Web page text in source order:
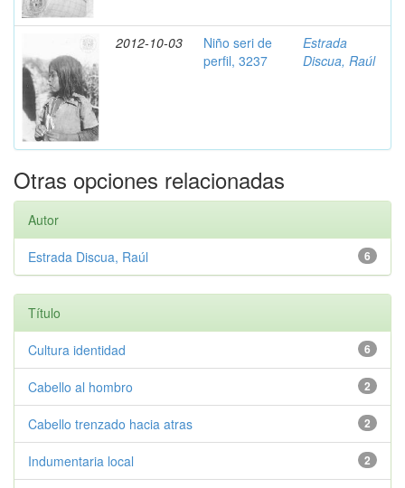
2012-10-03
Niño seri de
perfil, 3237
Estrada
Discua, Raúl
Otras opciones relacionadas
Autor
6
Estrada Discua, Raúl
Título
6
Cultura identidad
2
Cabello al hombro
2
Cabello trenzado hacia atras
2
Indumentaria local